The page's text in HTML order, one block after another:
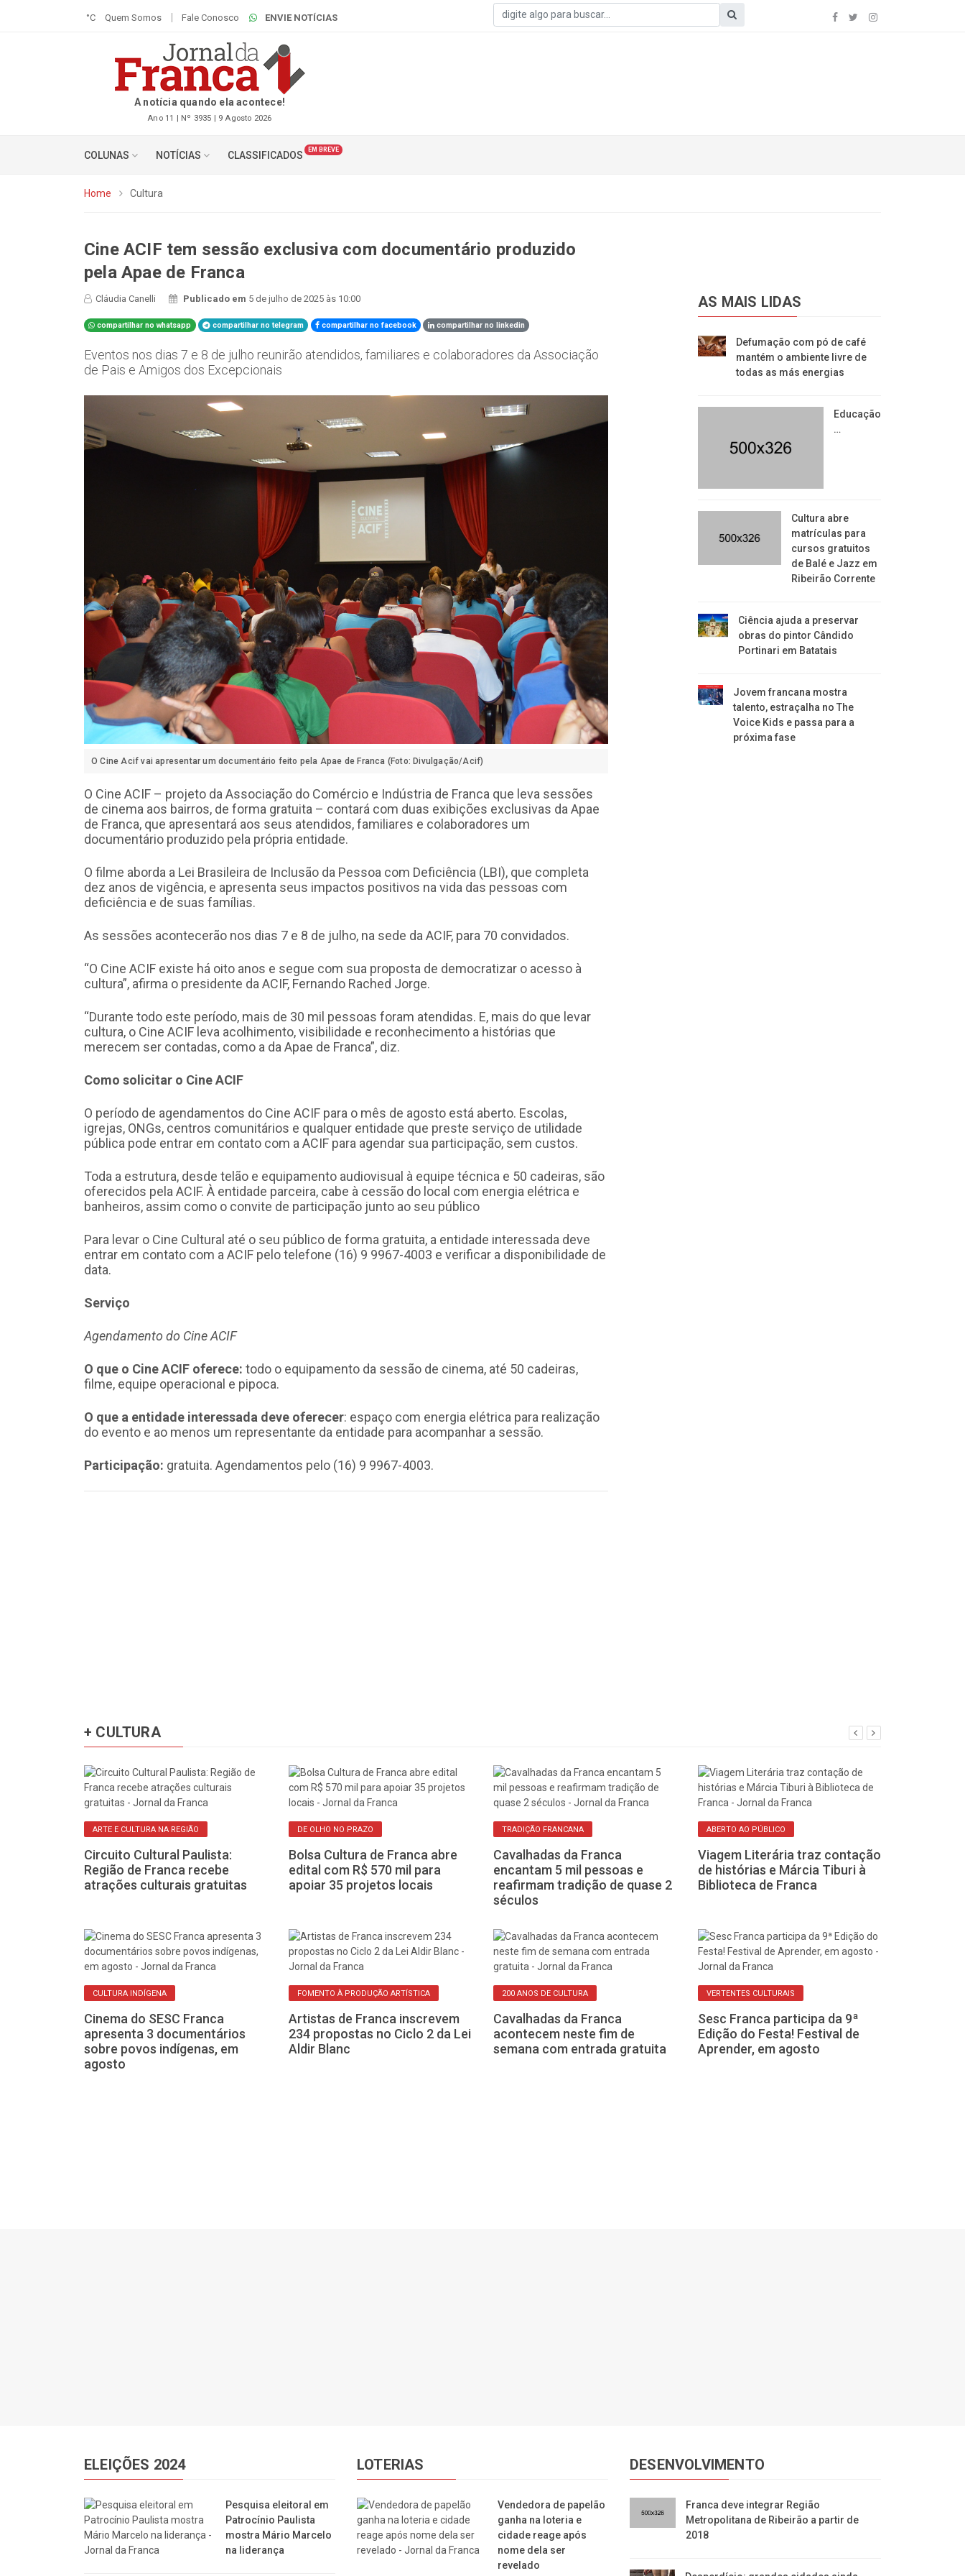
°C Quem Somos Fale Conosco ENVIE NOTÍCIAS
A notícia quando ela acontece!
Ano 11 | Nº 3935 | 9 Agosto 2026
COLUNAS NOTÍCIAS CLASSIFICADOS EM BREVE
Home Cultura
Cine ACIF tem sessão exclusiva com documentário produzido
pela Apae de Franca
Cláudia Canelli Publicado em 5 de julho de 2025 às 10:00
compartilhar no whatsapp compartilhar no telegram compartilhar no facebook compartilhar no linkedin
Eventos nos dias 7 e 8 de julho reunirão atendidos, familiares e colaboradores da Associação
de Pais e Amigos dos Excepcionais
O Cine Acif vai apresentar um documentário feito pela Apae de Franca (Foto: Divulgação/Acif)
O Cine ACIF – projeto da Associação do Comércio e Indústria de Franca que leva sessões
de cinema aos bairros, de forma gratuita – contará com duas exibições exclusivas da Apae
de Franca, que apresentará aos seus atendidos, familiares e colaboradores um
documentário produzido pela própria entidade.
O filme aborda a Lei Brasileira de Inclusão da Pessoa com Deficiência (LBI), que completa
dez anos de vigência, e apresenta seus impactos positivos na vida das pessoas com
deficiência e de suas famílias.
As sessões acontecerão nos dias 7 e 8 de julho, na sede da ACIF, para 70 convidados.
“O Cine ACIF existe há oito anos e segue com sua proposta de democratizar o acesso à
cultura”, afirma o presidente da ACIF, Fernando Rached Jorge.
“Durante todo este período, mais de 30 mil pessoas foram atendidas. E, mais do que levar
cultura, o Cine ACIF leva acolhimento, visibilidade e reconhecimento a histórias que
merecem ser contadas, como a da Apae de Franca”, diz.
Como solicitar o Cine ACIF
O período de agendamentos do Cine ACIF para o mês de agosto está aberto. Escolas,
igrejas, ONGs, centros comunitários e qualquer entidade que preste serviço de utilidade
pública pode entrar em contato com a ACIF para agendar sua participação, sem custos.
Toda a estrutura, desde telão e equipamento audiovisual à equipe técnica e 50 cadeiras, são
oferecidos pela ACIF. À entidade parceira, cabe à cessão do local com energia elétrica e
banheiros, assim como o convite de participação junto ao seu público
Para levar o Cine Cultural até o seu público de forma gratuita, a entidade interessada deve
entrar em contato com a ACIF pelo telefone (16) 9 9967-4003 e verificar a disponibilidade de
data.
Serviço
Agendamento do Cine ACIF
O que o Cine ACIF oferece: todo o equipamento da sessão de cinema, até 50 cadeiras,
filme, equipe operacional e pipoca.
O que a entidade interessada deve oferecer: espaço com energia elétrica para realização
do evento e ao menos um representante da entidade para acompanhar a sessão.
Participação: gratuita. Agendamentos pelo (16) 9 9967-4003.
AS MAIS LIDAS
Defumação com pó de café
mantém o ambiente livre de
todas as más energias
Educação
…
​Cultura abre
matrículas para
cursos gratuitos
de Balé e Jazz em
Ribeirão Corrente
Ciência ajuda a preservar
obras do pintor Cândido
Portinari em Batatais
Jovem francana mostra
talento, estraçalha no The
Voice Kids e passa para a
próxima fase
+ CULTURA
ARTE E CULTURA NA REGIÃO
Circuito Cultural Paulista:
Região de Franca recebe
atrações culturais gratuitas
DE OLHO NO PRAZO
Bolsa Cultura de Franca abre
edital com R$ 570 mil para
apoiar 35 projetos locais
TRADIÇÃO FRANCANA
Cavalhadas da Franca
encantam 5 mil pessoas e
reafirmam tradição de quase 2
séculos
ABERTO AO PÚBLICO
Viagem Literária traz contação
de histórias e Márcia Tiburi à
Biblioteca de Franca
CULTURA INDÍGENA
Cinema do SESC Franca
apresenta 3 documentários
sobre povos indígenas, em
agosto
FOMENTO À PRODUÇÃO ARTÍSTICA
Artistas de Franca inscrevem
234 propostas no Ciclo 2 da Lei
Aldir Blanc
200 ANOS DE CULTURA
Cavalhadas da Franca
acontecem neste fim de
semana com entrada gratuita
VERTENTES CULTURAIS
Sesc Franca participa da 9ª
Edição do Festa! Festival de
Aprender, em agosto
ELEIÇÕES 2024
Pesquisa eleitoral em
Patrocínio Paulista
mostra Mário Marcelo
na liderança
LOTERIAS
Vendedora de papelão
ganha na loteria e
cidade reage após
nome dela ser
revelado
DESENVOLVIMENTO
Franca deve integrar Região
Metropolitana de Ribeirão a partir de
2018